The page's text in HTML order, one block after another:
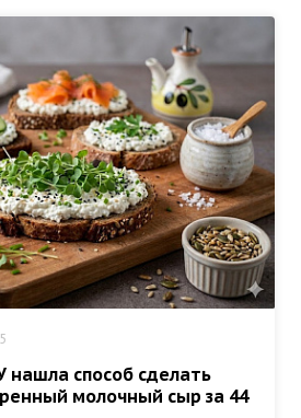
нашла способ сделать
молочный сыр за 44